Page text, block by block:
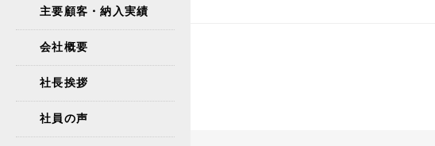
主要顧客・納入実績
会社概要
社長挨拶
社員の声